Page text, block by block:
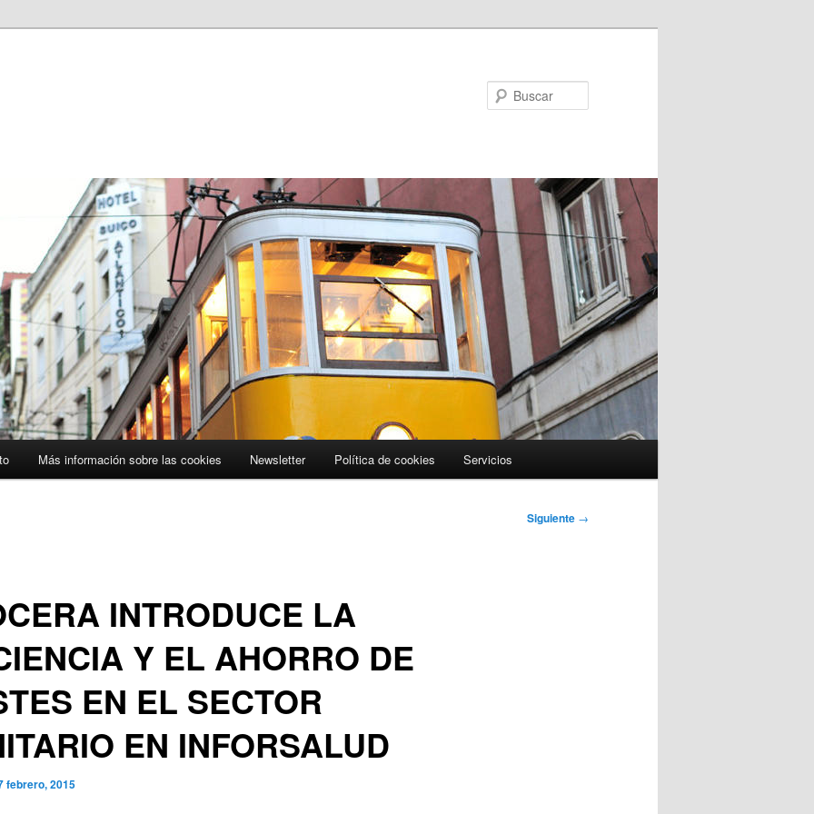
Más información sobre las cookies Newsletter Política de cookies Servicios
Siguiente →
INTRODUCE LA
Y EL AHORRO DE
EN EL SECTOR
EN INFORSALUD
febrero, 2015